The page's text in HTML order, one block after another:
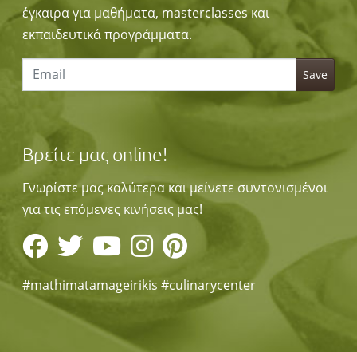
έγκαιρα για μαθήματα, masterclasses και
εκπαιδευτικά προγράμματα.
Βρείτε μας online!
Γνωρίστε μας καλύτερα και μείνετε συντονισμένοι
για τις επόμενες κινήσεις μας!
#mathimatamageirikis #culinarycenter